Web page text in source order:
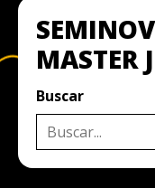
MASTER
Buscar